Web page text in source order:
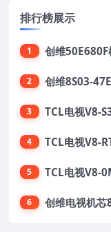
排行榜展示
1 创维
2 创维8S03-
3
4
5
6 创维电视机芯